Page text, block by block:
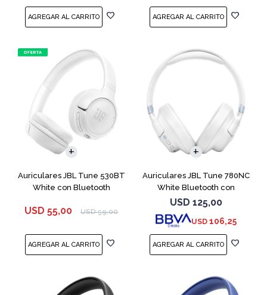
Auriculares JBL Tune 530BT
White con Bluetooth
USD 55,00 USD 59,00
Auriculares JBL Tune 780NC
White Bluetooth con
Micrófono
USD 125,00
USD 106,25